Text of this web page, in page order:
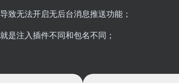
致无法开启无后台消息推送功能；
是注入插件不同和包名不同；